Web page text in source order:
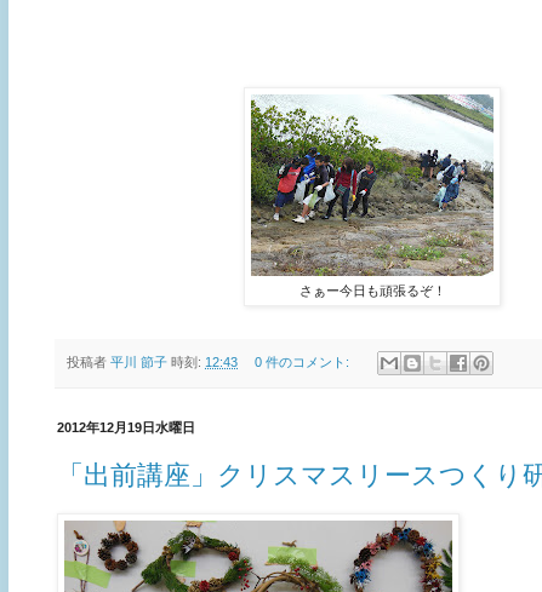
さぁー今日も頑張るぞ！
投稿者 平川 節子 時刻: 12:43 0 件のコメント:
2012年12月19日水曜日
「出前講座」クリスマスリースつくり